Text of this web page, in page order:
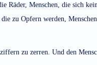
Räder, Menschen, die sich
zu Opfern werden,
zu zerren. Und den